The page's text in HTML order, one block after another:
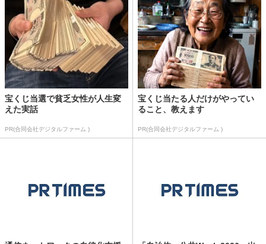
宝くじ当選で貧乏女性が人生変
えた実話
PR(合同会社デジタルファーム )
宝くじ当たる人だけがやってい
ること、教えます
PR(合同会社デジタルファーム )